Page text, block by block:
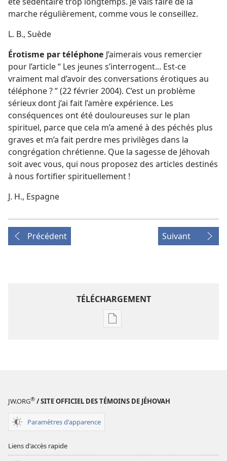
marche régulièrement, comme vous le conseillez.
L. B., Suède
Érotisme par téléphone J’aimerais vous remercier
pour l’article “ Les jeunes s’interrogent... Est-​ce
vraiment mal d’avoir des conversations érotiques au
téléphone ? ” (22 février 2004). C’est un problème
sérieux dont j’ai fait l’amère expérience. Les
conséquences ont été douloureuses sur le plan
spirituel, parce que cela m’a amené à des péchés plus
graves et m’a fait perdre mes privilèges dans la
congrégation chrétienne. Que la sagesse de Jéhovah
soit avec vous, qui nous proposez des articles destinés
à nous fortifier spirituellement !
J. H., Espagne
Précédent Suivant
TÉLÉCHARGEMENT
Options
RÉVEILLEZ-
JW.ORG® / SITE OFFICIEL DES TÉMOINS DE JÉHOVAH
Paramètres d'apparence
Liens d'accès rapide